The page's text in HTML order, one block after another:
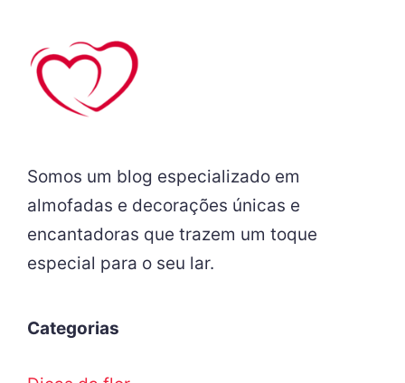
Somos um blog especializado em
almofadas e decorações únicas e
encantadoras que trazem um toque
especial para o seu lar.
Categorias